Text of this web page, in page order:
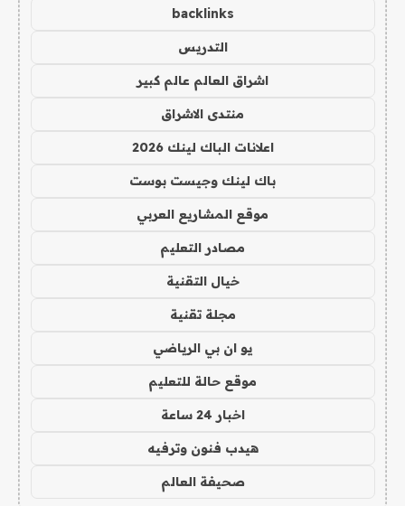
backlinks
التدريس
اشراق العالم عالم كبير
منتدى الاشراق
اعلانات الباك لينك 2026
باك لينك وجيست بوست
موقع المشاريع العربي
مصادر التعليم
خيال التقنية
مجلة تقنية
يو ان بي الرياضي
موقع حالة للتعليم
اخبار 24 ساعة
هيدب فنون وترفيه
صحيفة العالم